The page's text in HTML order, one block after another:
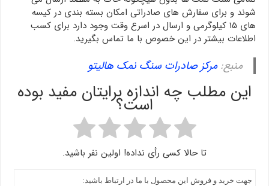
شوند و برای سفارش های صادراتی امکان بسته بندی در کیسه
های ۱۵ کیلوگرمی و ارسال در اسرع وقت وجود دارد برای کسب
اطلاعات بیشتر در این خصوص با ما تماس بگیرید.
منبع:مرکز صادرات سنگ نمک هالیتو
این مطلب چه اندازه برایتان مفید بوده
است؟
تا حالا کسی رأی نداده! اولین نفر باشید.
جهت خرید و فروش این محصول با ما در ارتباط باشید: